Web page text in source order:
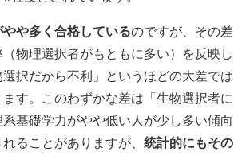
や多く合格しているのですが、その差
物理選択者がもともに多い）を反映し
択だから不利」というほどの大差では
す。このわずかな差は「生物選択者に
基礎学力がやや低い人が少し多い傾向
ることがありますが、 統計的にもその